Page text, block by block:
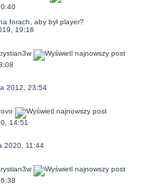
forach, aby był player?
19:16
2012, 23:54
14:51
2020, 11:44